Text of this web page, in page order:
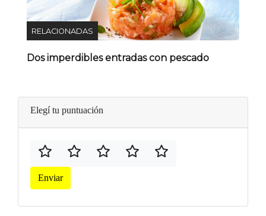
RELACIONADAS
Dos imperdibles entradas con pescado
Elegí tu puntuación
Enviar